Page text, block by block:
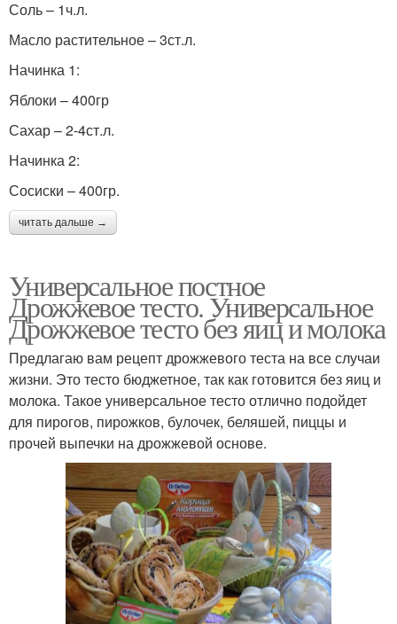
Соль – 1ч.л.
Масло растительное – 3ст.л.
Начинка 1:
Яблоки – 400гр
Сахар – 2-4ст.л.
Начинка 2:
Сосиски – 400гр.
читать дальше →
Универсальное постное
Дрожжевое тесто. Универсальное
Дрожжевое тесто без яиц и молока
Предлагаю вам рецепт дрожжевого теста на все случаи
жизни. Это тесто бюджетное, так как готовится без яиц и
молока. Такое универсальное тесто отлично подойдет
для пирогов, пирожков, булочек, беляшей, пиццы и
прочей выпечки на дрожжевой основе.